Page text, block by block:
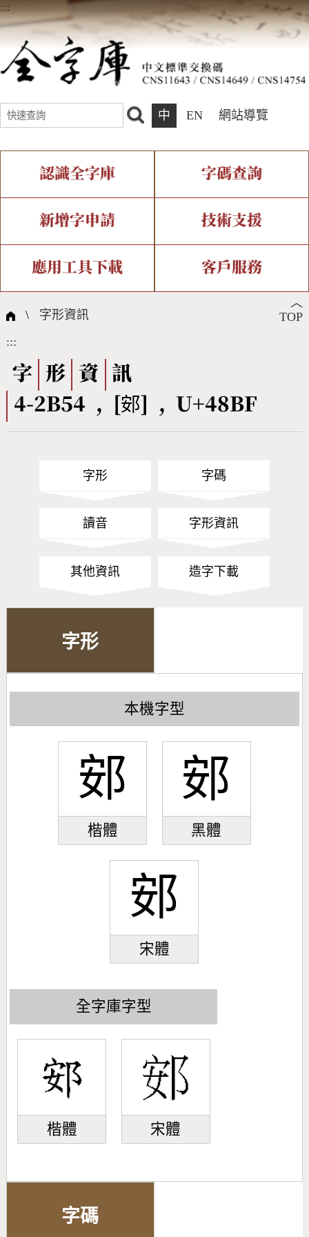
:::
中 EN 網站導覽
認識全字庫
全字庫介紹 全字庫現況
中文碼介紹 專有名詞介紹
國際字碼相關組織
字碼查詢
IDS查詢 部件查詢
複合查詢 注音查詢
筆畫查詢
筆順序查詢
CNS查詢 Unicode查詢
新增字申請
新字申請處理流程
技術支援
字形即時顯示 造字解決方案
全字庫授權 轉碼Web Service
應用工具下載
個人電腦造字處理工具
字形下載
客戶服務
問題集
熱門查詢統計
︿
TOP
\ 字形資訊
:::
字 形 資
訊
4-2B54 , [䢿] , U+48BF
字形 字碼
讀音 字形資訊
其他資訊 造字下載
字形
本機字型
䢿
楷體
䢿
黑體
䢿
宋體
全字庫字型
楷體 宋體
字碼